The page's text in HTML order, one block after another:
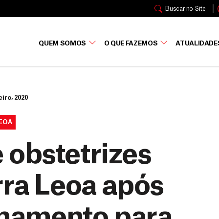
Buscar no Site
QUEM SOMOS O QUE FAZEMOS
2020
obstetrizes
Leoa após